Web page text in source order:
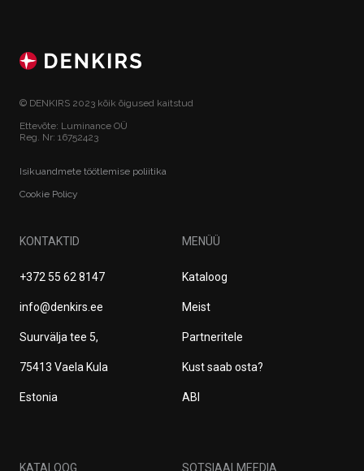
© DENKIRS 2023 kõik õigused kaitstud
Ettevõte: Luminance OÜ
Reg. Nr: 16752423
Isikuandmete töötlemise poliitika
Cookie Policy
KONTAKTID
+372 55 62 8147
info@denkirs.ee
Suurvälja tee 5,
75413 Vaela Kula
Estonia
MENÜÜ
Kataloog
Meist
Partneritele
Kust saab osta?
ABI
KATALOOG SOTSIAALMEEDIA